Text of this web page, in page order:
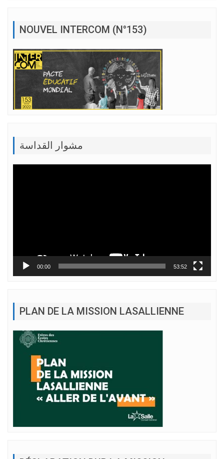
NOUVEL INTERCOM (N°153)
مشوار القداسة
00:00 53:52
PLAN DE LA MISSION LASALLIENNE